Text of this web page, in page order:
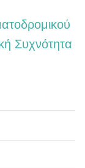
Συχνότητα